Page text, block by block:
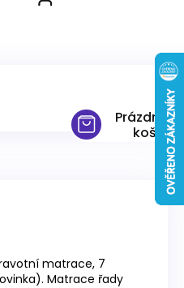
Prázdný
košík
matrace, 7
Matrace řady